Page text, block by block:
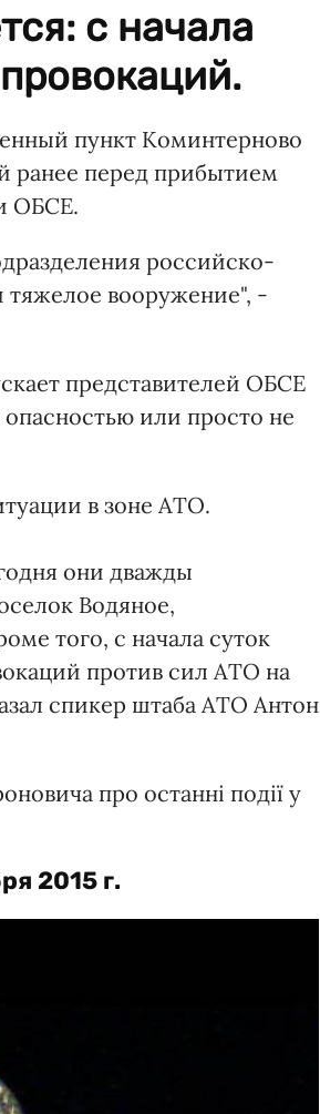
с начала
пункт Коминтерново
ранее перед прибытием
ОБСЕ.
российско-
тяжелое вооружение", -
представителей ОБСЕ
или просто не
в зоне АТО.
они дважды
Водяное,
того, с начала суток
против сил АТО на
спикер штаба АТО Антон
про останні події у
2015 г.